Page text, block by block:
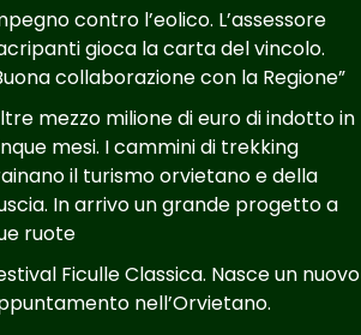
contro l’eolico. L’assessore
gioca la carta del vincolo.
collaborazione con la Regione”
mezzo milione di euro di indotto in
mesi. I cammini di trekking
il turismo orvietano e della
In arrivo un grande progetto a
ruote
Ficulle Classica. Nasce un nuovo
nell’Orvietano.